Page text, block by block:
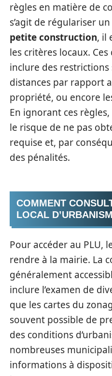
règles en matière de
s’agit de régulariser
petite construction, il
les critères locaux.
inclure des
distances par rapport
propriété, ou encore
En ignorant ces
le risque de ne pas
requise et, par
des pénalités.
COMMENT
LOCAL
Pour accéder au PLU,
rendre à la mairie. La
généralement
inclure l’examen de
que les cartes du
souvent possible de
des conditions
nombreuses
informations à